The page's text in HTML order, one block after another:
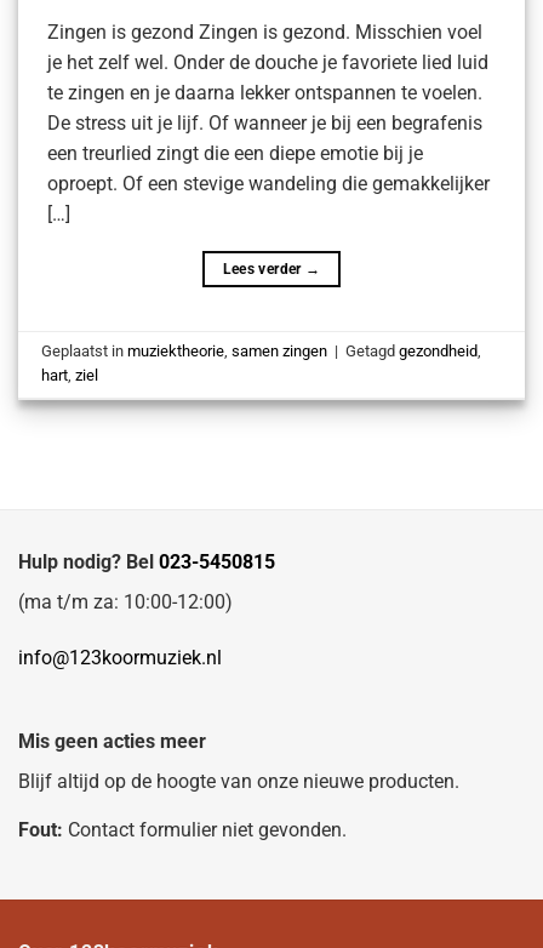
Zingen is gezond Zingen is gezond. Misschien voel
je het zelf wel. Onder de douche je favoriete lied luid
te zingen en je daarna lekker ontspannen te voelen.
De stress uit je lijf. Of wanneer je bij een begrafenis
een treurlied zingt die een diepe emotie bij je
oproept. Of een stevige wandeling die gemakkelijker
[…]
Lees verder →
Geplaatst inmuziektheorie,samen zingen | Getagdgezondheid,
hart,ziel
Hulp nodig? Bel 023-5450815
(ma t/m za: 10:00-12:00)
info@123koormuziek.nl
Mis geen acties meer
Blijf altijd op de hoogte van onze nieuwe producten.
Fout: Contact formulier niet gevonden.